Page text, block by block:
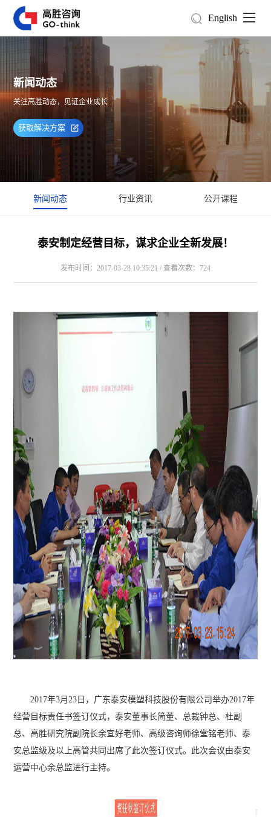
English
新闻动态
关注高胜动态，见证企业成长
获取解决方案
新闻动态 行业资讯 公开课程
泰安制定经营目标，谋求企业全新发展！
发布时间：2017-03-28 10:35:21 / 查看次数：724
2017年3月23日，广东泰安模塑科技股份有限公司举办2017年
经营目标责任书签订仪式，泰安董事长简董、总裁钟总、杜副
总、高胜研究院副院长余宜好老师、高级咨询师徐堂铭老师、泰
安总监级及以上高管共同出席了此次签订仪式。此次会议由泰安
运营中心余总监进行主持。